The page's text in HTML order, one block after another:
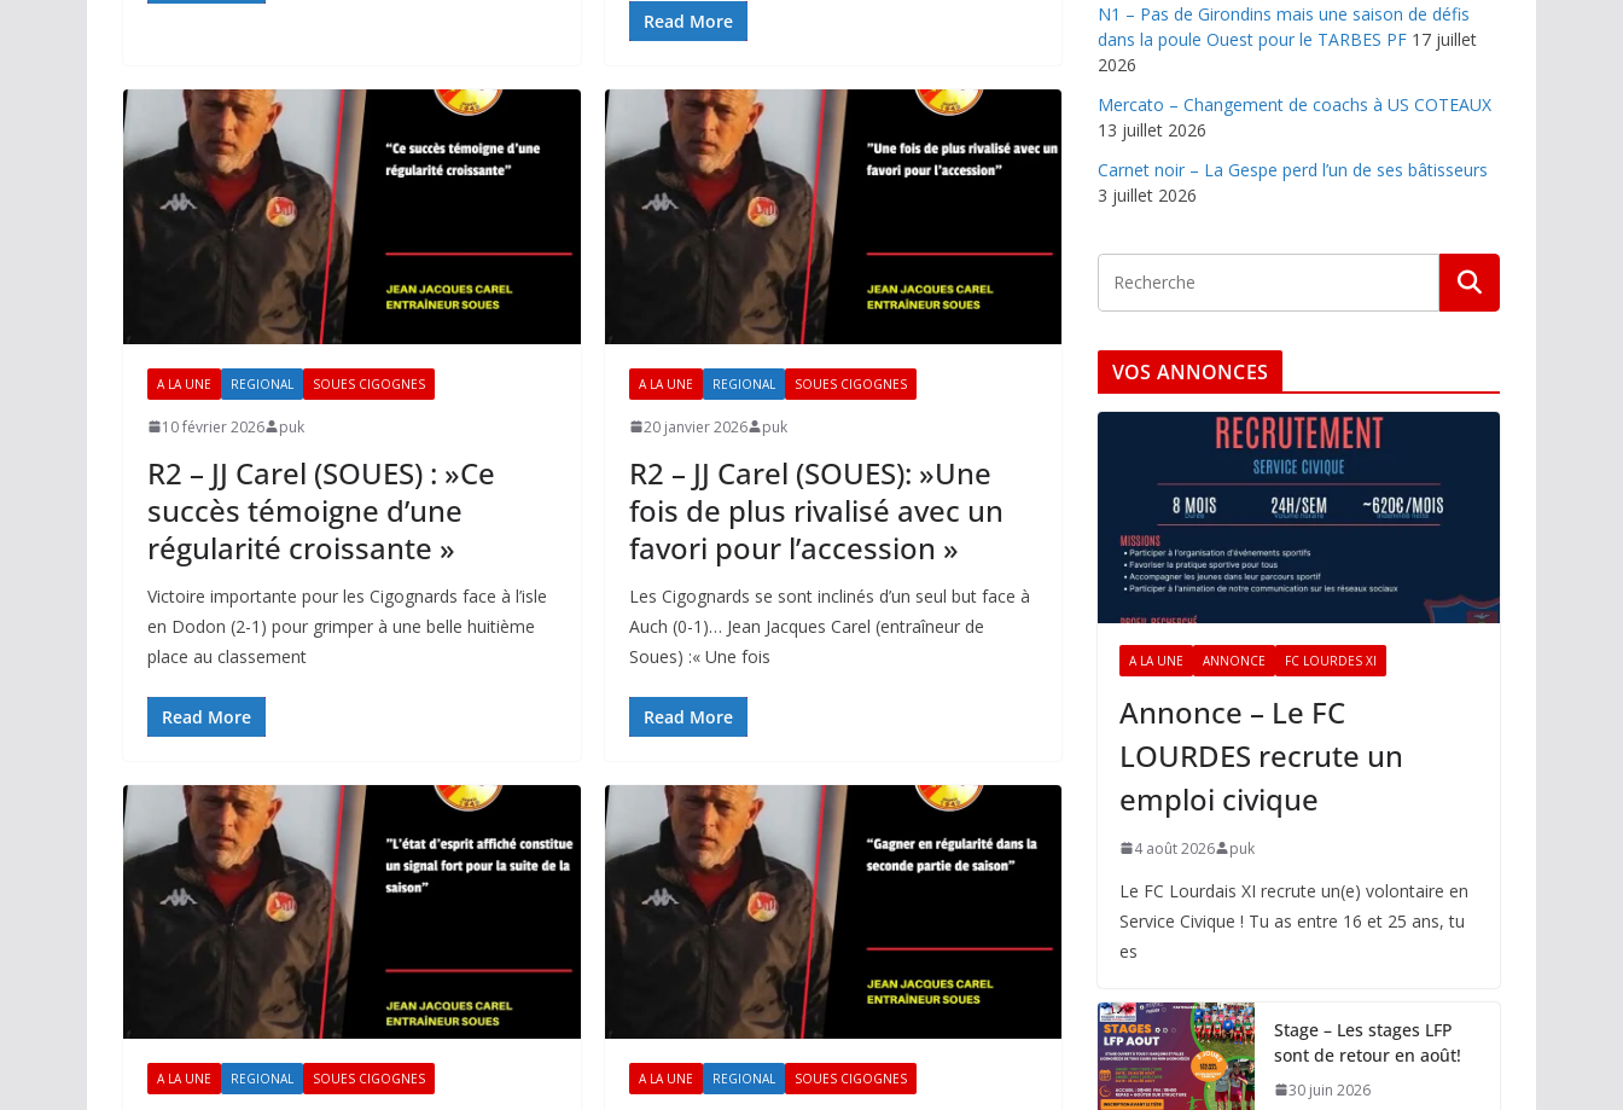
Read More
A LA UNE REGIONAL SOUES CIGOGNES
10 février 2026 puk
R2 – JJ Carel (SOUES) : »Ce
succès témoigne d’une
régularité croissante »
Victoire importante pour les Cigognards face à l’isle
en Dodon (2-1) pour grimper à une belle huitième
place au classement
Read More
A LA UNE REGIONAL SOUES CIGOGNES
20 janvier 2026 puk
R2 – JJ Carel (SOUES): »Une
fois de plus rivalisé avec un
favori pour l’accession »
Les Cigognards se sont inclinés d’un seul but face à
Auch (0-1)… Jean Jacques Carel (entraîneur de
Soues) :« Une fois
Read More
A LA UNE REGIONAL SOUES CIGOGNES A LA UNE REGIONAL SOUES CIGOGNES
N1 – Pas de Girondins mais une saison de défis
dans la poule Ouest pour le TARBES PF 17 juillet
2026
Mercato – Changement de coachs à US COTEAUX
13 juillet 2026
Carnet noir – La Gespe perd l’un de ses bâtisseurs
3 juillet 2026
VOS ANNONCES
A LA UNE ANNONCE FC LOURDES XI
Annonce – Le FC
LOURDES recrute un
emploi civique
4 août 2026 puk
Le FC Lourdais XI recrute un(e) volontaire en
Service Civique ! Tu as entre 16 et 25 ans, tu
es
Stage – Les stages LFP
sont de retour en août!
30 juin 2026